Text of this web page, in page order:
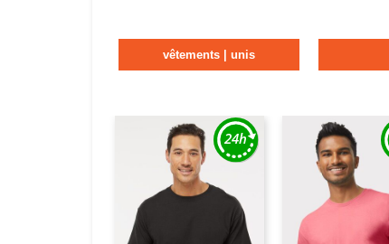
vêtements | unis